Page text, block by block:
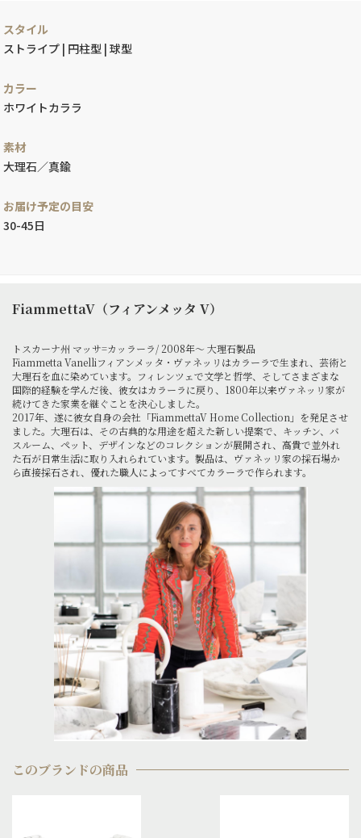
スタイル
ストライプ | 円柱型 | 球型
カラー
ホワイトカララ
素材
大理石／真鍮
お届け予定の目安
30-45日
FiammettaV（フィアンメッタ V）
トスカーナ州 マッサ=カッラーラ/ 2008年～ 大理石製品
Fiammetta Vanelliフィアンメッタ・ヴァネッリはカラーラで生まれ、芸術と
大理石を血に染めています。フィレンツェで文学と哲学、そしてさまざまな
国際的経験を学んだ後、彼女はカラーラに戻り、1800年以来ヴァネッリ家が
続けてきた家業を継ぐことを決心しました。
2017年、遂に彼女自身の会社「FiammettaV Home Collection」を発足させ
ました。大理石は、その古典的な用途を超えた新しい提案で、キッチン、バ
スルーム、ペット、デザインなどのコレクションが展開され、高貴で並外れ
た石が日常生活に取り入れられています。製品は、ヴァネッリ家の採石場か
ら直接採石され、優れた職人によってすべてカラーラで作られます。
このブランドの商品